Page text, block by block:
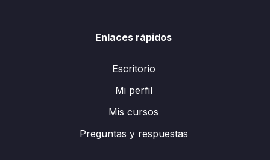
Enlaces rápidos
Escritorio
Mi perfil
Mis cursos
Preguntas y respuestas